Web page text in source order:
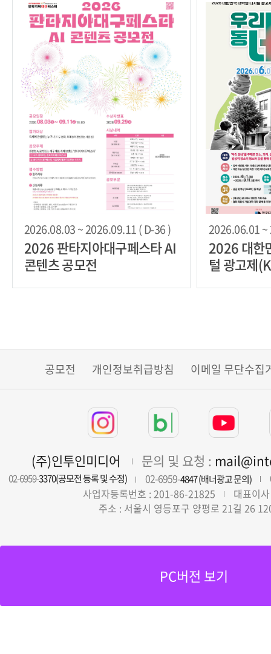
2026.08.03 ~ 2026.09.11 ( D-36 )
2026 판타지아대구페스타 AI
콘텐츠 공모전
2026.06.01 ~
2026 대한
털 광고제
공모전 개인정보취급방침 이메일 무단수집
(주)인투인미디어 문의 및 요청 :
02-6959-3370(공모전 등록 및 수정) 02-6959-4847 (배너광고 문의)
사업자등록번호 : 201-86-21825
대표이
주소 : 서울시 영등포구 양평로 21길 26
PC버전 보기